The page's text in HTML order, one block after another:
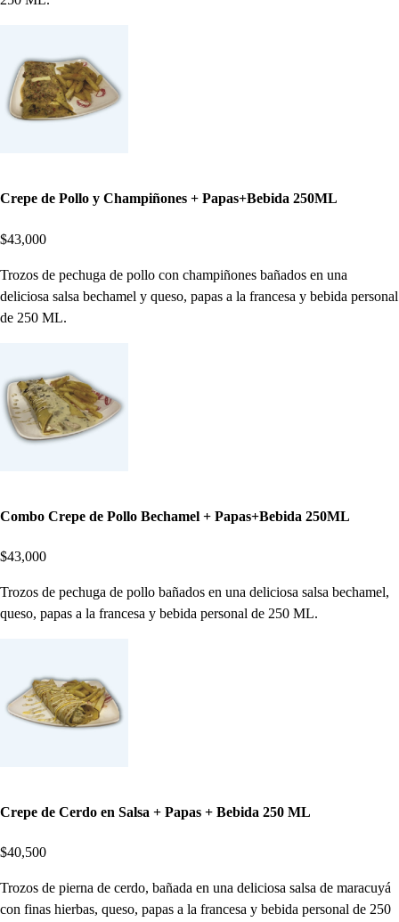
Crepe de Pollo y Champiñones + Papas+Bebida 250ML
$43,000
Trozos de pechuga de pollo con champiñones bañados en una
deliciosa salsa bechamel y queso, papas a la francesa y bebida personal
de 250 ML.
Combo Crepe de Pollo Bechamel + Papas+Bebida 250ML
$43,000
Trozos de pechuga de pollo bañados en una deliciosa salsa bechamel,
queso, papas a la francesa y bebida personal de 250 ML.
Crepe de Cerdo en Salsa + Papas + Bebida 250 ML
$40,500
Trozos de pierna de cerdo, bañada en una deliciosa salsa de maracuyá
con finas hierbas, queso, papas a la francesa y bebida personal de 250